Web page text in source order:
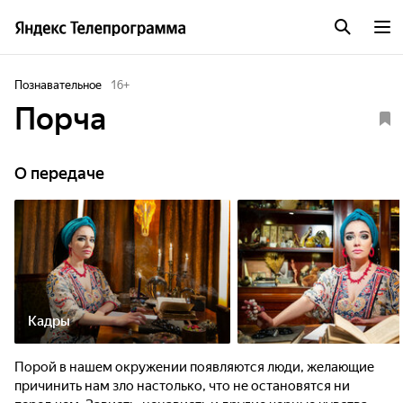
Познавательное 16+
Порча
О передаче
Кадры
Порой в нашем окружении появляются люди, желающие
причинить нам зло настолько, что не остановятся ни